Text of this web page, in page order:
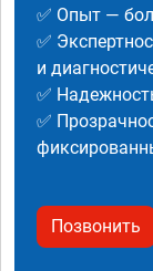
✅ Опыт —
✅
и
✅
✅
Позвонить